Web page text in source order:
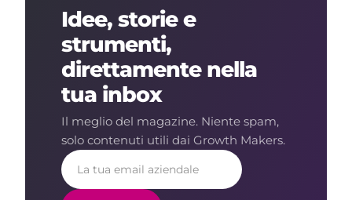
Idee, storie e
strumenti,
direttamente nella
tua inbox
Il meglio del magazine. Niente spam,
solo contenuti utili dai Growth Makers.